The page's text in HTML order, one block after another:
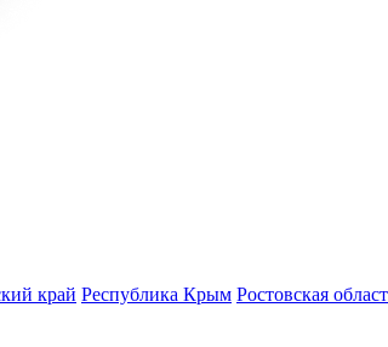
край Республика Крым Ростовская